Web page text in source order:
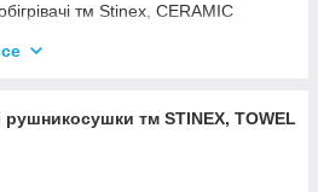
тм Stinex, CERAMIC
тм Stinex, COMBIE
рушникосушки тм STINEX, TOWEL